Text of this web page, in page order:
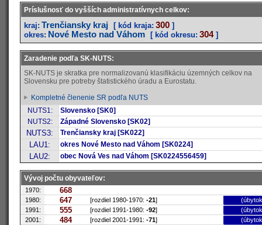
Príslušnosť do vyšších administratívnych celkov:
kraj: Trenčiansky kraj [ kód kraja: 300 ]
okres: Nové Mesto nad Váhom [ kód okresu: 304]
Zaradenie podľa SK-NUTS:
SK-NUTS je skratka pre normalizovanú klasifikáciu územných celkov na
Slovensku pre potreby štatistického úradu a Eurostatu.
Kompletné členenie SR podľa NUTS
NUTS1:
Slovensko [SK0]
NUTS2:
Západné Slovensko [SK02]
NUTS3: Trenčiansky kraj [SK022]
LAU1: okres Nové Mesto nad Váhom [SK0224]
LAU2: obec Nová Ves nad Váhom [SK0224556459]
Vývoj počtu obyvateľov:
1970: 668
1980: 647 [rozdiel 1980-1970: -21]
1991:
555 [rozdiel 1991-1980: -92]
2001:
484 [rozdiel 2001-1991: -71]